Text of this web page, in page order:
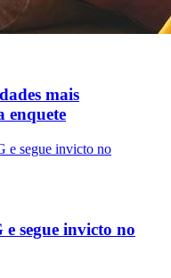
mais
enquete
segue invicto no